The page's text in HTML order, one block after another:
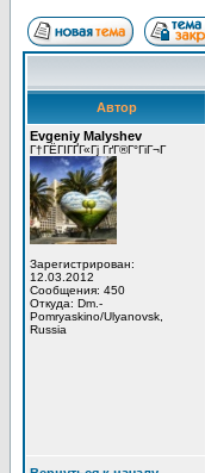
Автор
Evgeniy Malyshev
Г†ГЁГІГҐГ«Гј ГґГ®Г°ГіГ¬Г
Зарегистрирован:
12.03.2012
Сообщения: 450
Откуда: Dm.-
Pomryaskino/Ulyanovsk,
Russia